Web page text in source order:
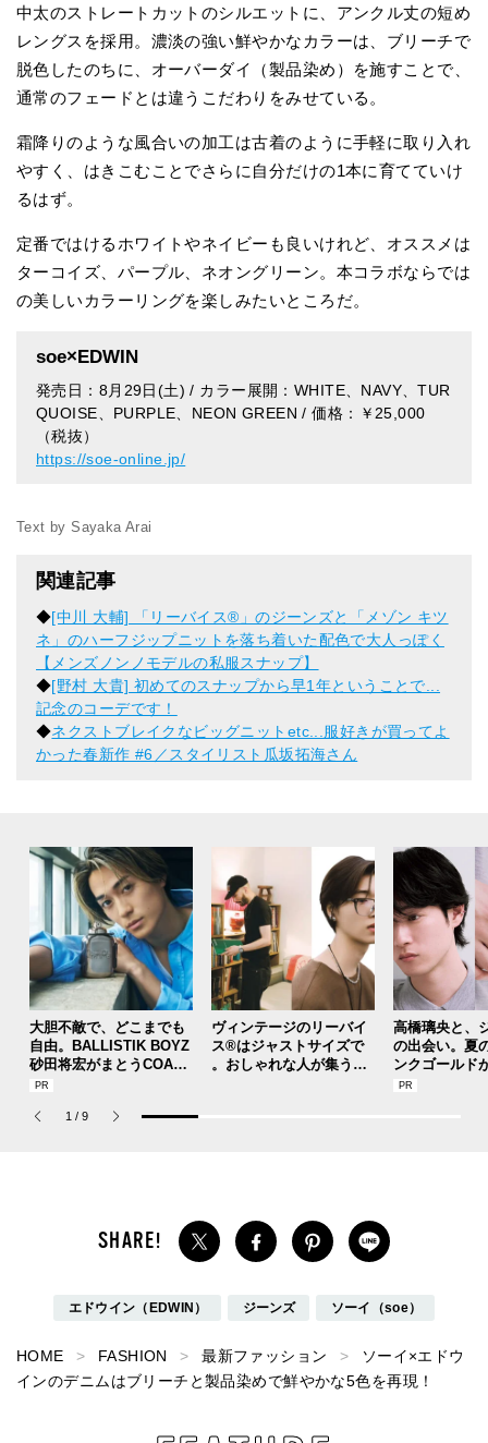
中太のストレートカットのシルエットに、アンクル丈の短め
レングスを採用。濃淡の強い鮮やかなカラーは、ブリーチで
脱色したのちに、オーバーダイ（製品染め）を施すことで、
通常のフェードとは違うこだわりをみせている。
霜降りのような風合いの加工は古着のように手軽に取り入れ
やすく、はきこむことでさらに自分だけの1本に育てていけ
るはず。
定番ではけるホワイトやネイビーも良いけれど、オススメは
ターコイズ、パープル、ネオングリーン。本コラボならでは
の美しいカラーリングを楽しみたいところだ。
soe×EDWIN
発売日：8月29日(土) / カラー展開：WHITE、NAVY、TUR
QUOISE、PURPLE、NEON GREEN / 価格：￥25,000
（税抜）
https://soe-online.jp/
Text by Sayaka Arai
関連記事
◆[中川 大輔] 「リーバイス®」のジーンズと「メゾン キツ
ネ」のハーフジップニットを落ち着いた配色で大人っぽく
【メンズノンノモデルの私服スナップ】
◆[野村 大貴] 初めてのスナップから早1年ということで...
記念のコーデです！
◆ネクストブレイクなビッグニットetc...服好きが買ってよ
かった春新作 #6／スタイリスト瓜坂拓海さん
大胆不敵で、どこまでも
自由。BALLISTIK BOYZ
砂田将宏がまとうCOACH
の新作フレグランス「コ
パルファム」
ヴィンテージのリーバイ
ス®はジャストサイズで
。おしゃれな人が集う「
高橋璃央と、
の出会い。夏
ンクゴールド
SUMMER
1 / 9
エドウイン（EDWIN） ジーンズ ソーイ（soe）
HOME FASHION 最新ファッション
ソーイ×エドウ
インのデニムはブリーチと製品染めで鮮やかな5色を再現！